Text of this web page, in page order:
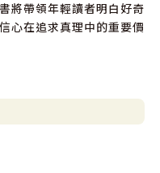
將帶領年輕讀者明白好奇
心在追求真理中的重要價